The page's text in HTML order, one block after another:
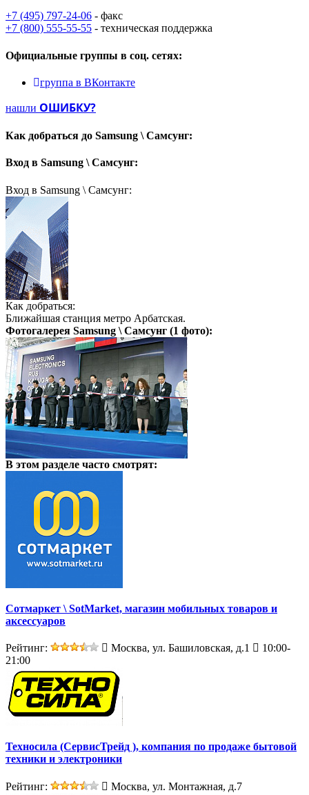
+7 (495) 797-24-06 - факс
+7 (800) 555-55-55 - техническая поддержка
Официальные группы в соц. сетях:
группа в ВКонтакте
нашли ОШИБКУ?
Как добраться до Samsung \ Самсунг:
Вход в Samsung \ Самсунг:
Вход в Samsung \ Самсунг:
Как добраться:
Ближайшая станция метро Арбатская.
Фотогалерея Samsung \ Самсунг (1 фото):
В этом разделе часто смотрят:
Сотмаркет \ SotMarket, магазин мобильных товаров и
аксессуаров
Рейтинг: Москва, ул. Башиловская, д.1
10:00-
21:00
Техносила (СервисТрейд ), компания по продаже бытовой
техники и электроники
Рейтинг: Москва, ул. Монтажная, д.7